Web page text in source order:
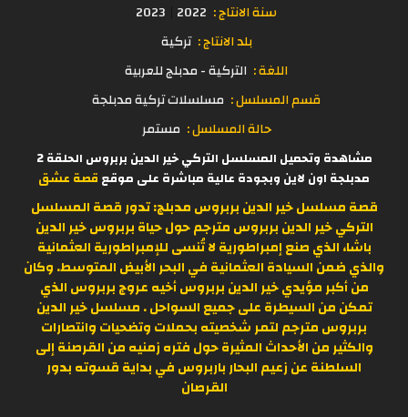
سنة الانتاج : 2022
2023
بلد الانتاج : تركية
اللغة : التركية - مدبلج للعربية
قسم المسلسل : مسلسلات تركية مدبلجة
حالة المسلسل : مستمر
مشاهدة وتحميل المسلسل التركي خير الدين بربروس الحلقة 2
مدبلجة اون لاين وبجودة عالية مباشرة على موقع قصة عشق
قصة مسلسل خير الدين بربروس مدبلج: تدور قصة المسلسل
التركي خير الدين بربروس مترجم حول حياة بربروس خير الدين
باشا، الذي صنع إمبراطورية لا تُنسى للإمبراطورية العثمانية
والذي ضمن السيادة العثمانية في البحر الأبيض المتوسط. وكان
من أكبر مؤيدي خير الدين بربروس أخيه عروج بربروس الذي
تمكن من السيطرة على جميع السواحل . مسلسل خير الدين
بربروس مترجم لتمر شخصيته بحملات وتضحيات وانتصارات
والكثير من الأحداث المثيرة حول فتره زمنيه من القرصنة إلى
السلطنة عن زعيم البحار باربروس في بداية قسوته بدور
القرصان